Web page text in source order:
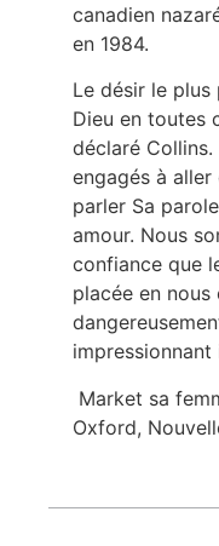
canadien
en 1984.
Le désir le
Dieu en toutes
déclaré
engagés à
parler Sa
amour. Nous
confiance que
placée en
Market sa
Oxford,